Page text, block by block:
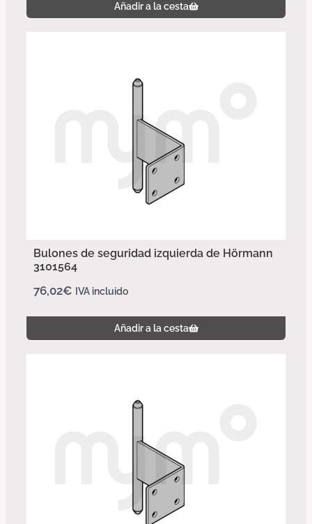
Añadir a la cesta
Bulones de seguridad izquierda de Hörmann
3101564
76,02€ IVA incluido
Añadir a la cesta